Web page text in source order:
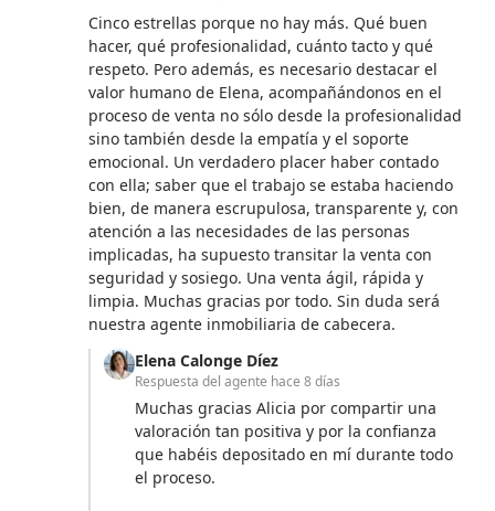
5 de 5 estrellas
Cinco estrellas porque no hay más. Qué buen
hacer, qué profesionalidad, cuánto tacto y qué
respeto. Pero además, es necesario destacar el
valor humano de Elena, acompañándonos en el
proceso de venta no sólo desde la profesionalidad
sino también desde la empatía y el soporte
emocional. Un verdadero placer haber contado
con ella; saber que el trabajo se estaba haciendo
bien, de manera escrupulosa, transparente y, con
atención a las necesidades de las personas
implicadas, ha supuesto transitar la venta con
seguridad y sosiego. Una venta ágil, rápida y
limpia. Muchas gracias por todo. Sin duda será
nuestra agente inmobiliaria de cabecera.
Elena Calonge Díez
Respuesta del agente hace 8 días
Muchas gracias Alicia por compartir una
valoración tan positiva y por la confianza
que habéis depositado en mí durante todo
el proceso.